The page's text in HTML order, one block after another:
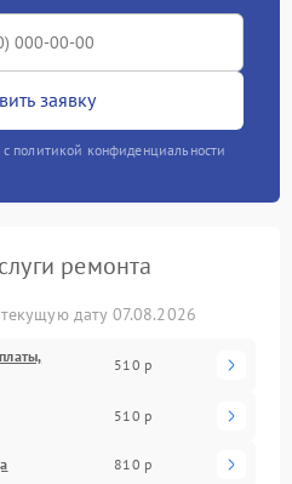
заявку
политикой конфиденциальности
ремонта
дату 07.08.2026
510 р
510 р
810 р